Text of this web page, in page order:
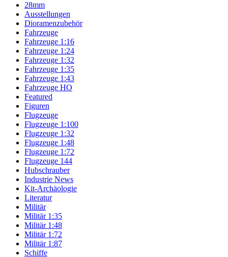
28mm
Ausstellungen
Dioramenzubehör
Fahrzeuge
Fahrzeuge 1:16
Fahrzeuge 1:24
Fahrzeuge 1:32
Fahrzeuge 1:35
Fahrzeuge 1:43
Fahrzeuge HO
Featured
Figuren
Flugzeuge
Flugzeuge 1:100
Flugzeuge 1:32
Flugzeuge 1:48
Flugzeuge 1:72
Flugzeuge 144
Hubschrauber
Industrie News
Kit-Archäologie
Literatur
Militär
Militär 1:35
Militär 1:48
Militär 1:72
Militär 1:87
Schiffe